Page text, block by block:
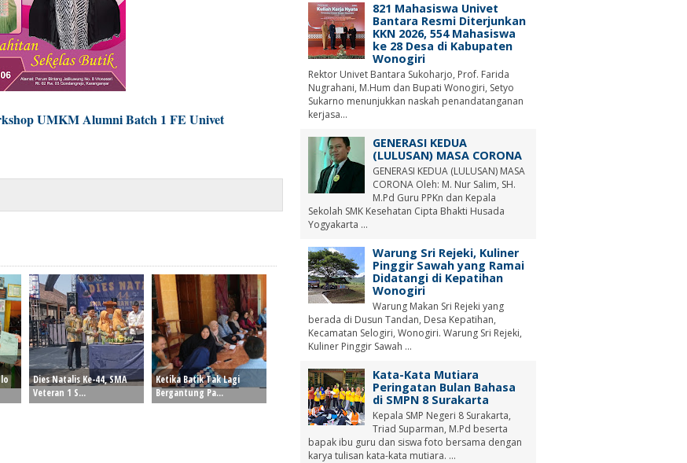
UMKM Alumni Batch 1 FE Univet
Dies Natalis Ke-44, SMA
Veteran 1 S...
Ketika Batik Tak Lagi
Bergantung Pa...
821 Mahasiswa Univet
Bantara Resmi Diterjunkan
KKN 2026, 554 Mahasiswa
ke 28 Desa di Kabupaten
Wonogiri
Rektor Univet Bantara Sukoharjo, Prof. Farida
Nugrahani, M.Hum dan Bupati Wonogiri, Setyo
Sukarno menunjukkan naskah penandatanganan
kerjasa...
GENERASI KEDUA
(LULUSAN) MASA CORONA
GENERASI KEDUA (LULUSAN) MASA
CORONA Oleh: M. Nur Salim, SH.
M.Pd Guru PPKn dan Kepala
Sekolah SMK Kesehatan Cipta Bhakti Husada
Yogyakarta ...
Warung Sri Rejeki, Kuliner
Pinggir Sawah yang Ramai
Didatangi di Kepatihan
Wonogiri
Warung Makan Sri Rejeki yang
berada di Dusun Tandan, Desa Kepatihan,
Kecamatan Selogiri, Wonogiri. Warung Sri Rejeki,
Kuliner Pinggir Sawah ...
Kata-Kata Mutiara
Peringatan Bulan Bahasa
di SMPN 8 Surakarta
Kepala SMP Negeri 8 Surakarta,
Triad Suparman, M.Pd beserta
bapak ibu guru dan siswa foto bersama dengan
karya tulisan kata-kata mutiara. ...